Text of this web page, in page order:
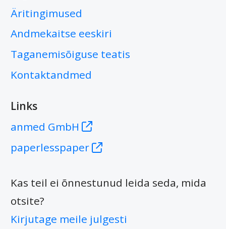
Äritingimused
Andmekaitse eeskiri
Taganemisõiguse teatis
Kontaktandmed
Links
anmed GmbH
paperlesspaper
Kas teil ei õnnestunud leida seda, mida
otsite?
Kirjutage meile julgesti